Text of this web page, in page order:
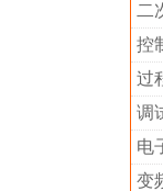
二
控
过
调
电
变